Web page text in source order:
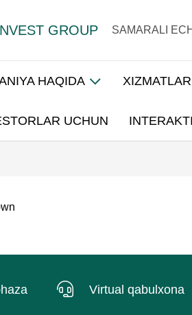
GROUP SAMARALI
HAQIDA XIZMATLAR
UCHUN
Virtual qabulxona